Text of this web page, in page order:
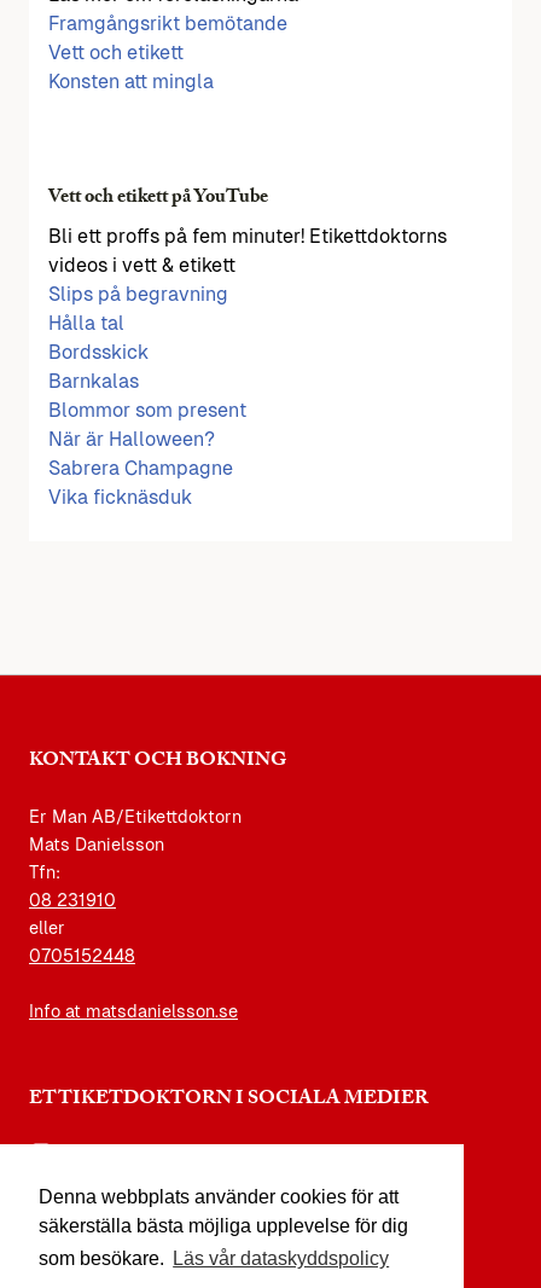
Denna webbplats använder cookies för att
säkerställa bästa möjliga upplevelse för dig
som besökare.
Läs vår dataskyddspolicy
Framgångsrikt bemötande
Vett och etikett
Konsten att mingla
Vett och etikett på YouTube
Bli ett proffs på fem minuter! Etikettdoktorns
videos i vett & etikett
Slips på begravning
Hålla tal
Bordsskick
Barnkalas
Blommor som present
När är Halloween?
Sabrera Champagne
Vika ficknäsduk
KONTAKT OCH BOKNING
Er Man AB/Etikettdoktorn
Mats Danielsson
Tfn:
08 231910
eller
0705152448
Info at matsdanielsson.se
ETTIKETDOKTORN I SOCIALA MEDIER
facebook.com/etikettdoktorn
youtube.com/etikettdoktorn